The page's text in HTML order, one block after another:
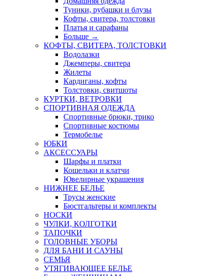
Туники, рубашки и блузы
Кофты, свитера, толстовки
Платья и сарафаны
Больше →
КОФТЫ, СВИТЕРА, ТОЛСТОВКИ
Водолазки
Джемперы, свитера
Жилеты
Кардиганы, кофты
Толстовки, свитшоты
КУРТКИ, ВЕТРОВКИ
СПОРТИВНАЯ ОДЕЖДА
Спортивные брюки, трико
Спортивные костюмы
Термобелье
ЮБКИ
AКСЕССУАРЫ
Шарфы и платки
Кошельки и клатчи
Ювелирные украшения
НИЖНЕЕ БЕЛЬЕ
Трусы женские
Бюстгальтеры и комплекты
НОСКИ
ЧУЛКИ, КОЛГОТКИ
ТАПОЧКИ
ГОЛОВНЫЕ УБОРЫ
ДЛЯ БАНИ И САУНЫ
СЕМЬЯ
УТЯГИВАЮЩЕЕ БЕЛЬЕ